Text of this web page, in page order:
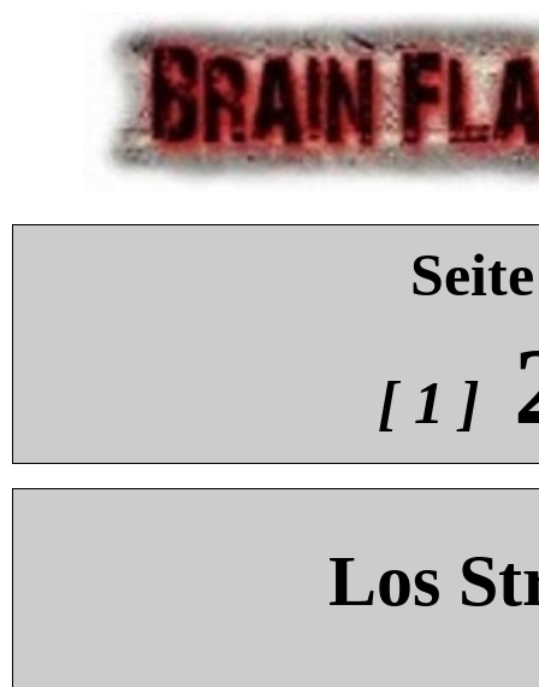
[ 1 ]
Los